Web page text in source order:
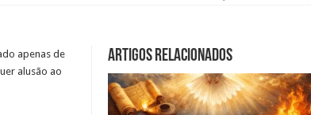
Artigos relacionados
apenas de
alusão ao